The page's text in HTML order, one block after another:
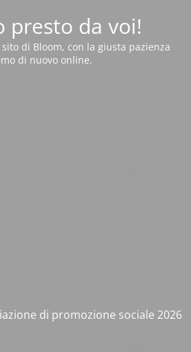
presto da voi!
di Bloom, con la giusta pazienza
di nuovo online.
di promozione sociale 2026